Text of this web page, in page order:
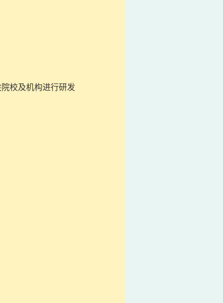
校及机构进行研发